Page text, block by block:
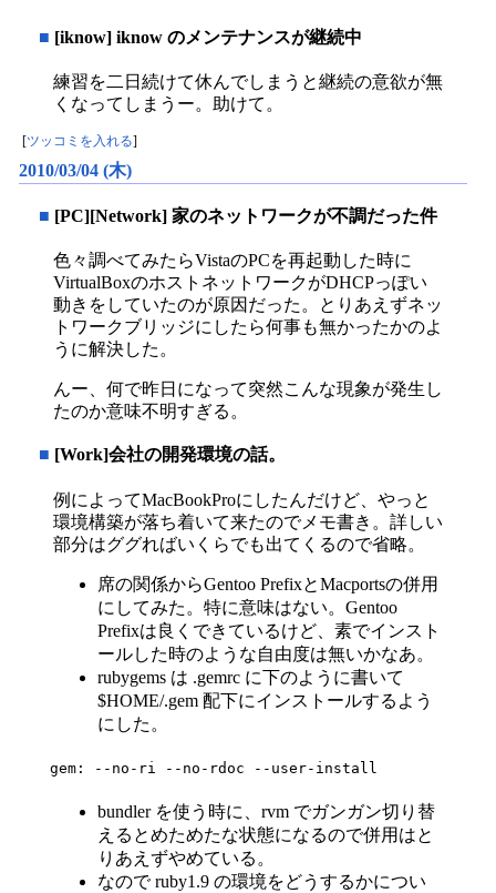
■ [iknow] iknow のメンテナンスが継続中
練習を二日続けて休んでしまうと継続の意欲が無
くなってしまうー。助けて。
[ツッコミを入れる]
2010/03/04 (木)
■ [PC][Network] 家のネットワークが不調だった件
色々調べてみたらVistaのPCを再起動した時に
VirtualBoxのホストネットワークがDHCPっぽい
動きをしていたのが原因だった。とりあえずネッ
トワークブリッジにしたら何事も無かったかのよ
うに解決した。
んー、何で昨日になって突然こんな現象が発生し
たのか意味不明すぎる。
■ [Work]会社の開発環境の話。
例によってMacBookProにしたんだけど、やっと
環境構築が落ち着いて来たのでメモ書き。詳しい
部分はググればいくらでも出てくるので省略。
席の関係からGentoo PrefixとMacportsの併用
にしてみた。特に意味はない。Gentoo
Prefixは良くできているけど、素でインスト
ールした時のような自由度は無いかなあ。
rubygems は .gemrc に下のように書いて
$HOME/.gem 配下にインストールするよう
にした。
gem: --no-ri --no-rdoc --user-install
bundler を使う時に、rvm でガンガン切り替
えるとめためたな状態になるので併用はと
りあえずやめている。
なので ruby1.9 の環境をどうするかについ